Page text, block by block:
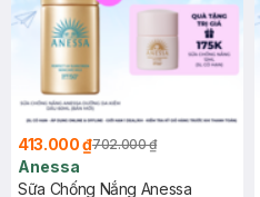
413.000 ₫702.000 ₫
Anessa
Sữa Chống Nắng Anessa